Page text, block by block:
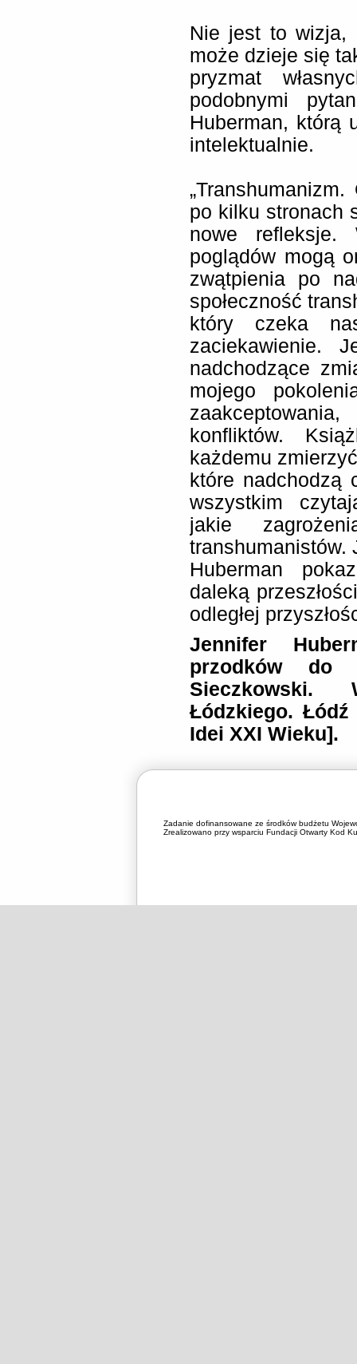
Nie jest to wizja,
może dzieje się
pryzmat
podobnymi
Huberman, którą
intelektualnie.
po kilku stronach
nowe refleksje.
poglądów mogą
zwątpienia po
społeczność
który czeka
zaciekawienie.
nadchodzące
mojego
konfliktów.
każdemu
które nadchodzą
wszystkim
jakie
transhumanistów.
Huberman
daleką
odległej
Jennifer
przodków do
Sieczkowski.
Łódzkiego.
Idei XXI Wieku].
Zadanie dofinansowane ze środków budżetu
Zrealizowano przy wsparciu Fundacji Otwarty Kod